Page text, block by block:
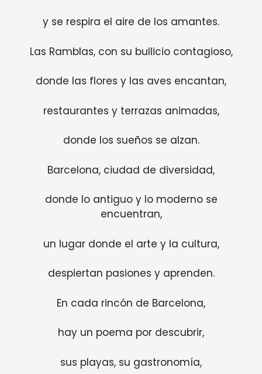
y se respira el aire de los amantes.
Las Ramblas, con su bullicio contagioso,
donde las flores y las aves encantan,
restaurantes y terrazas animadas,
donde los sueños se alzan.
Barcelona, ciudad de diversidad,
donde lo antiguo y lo moderno se
encuentran,
un lugar donde el arte y la cultura,
despiertan pasiones y aprenden.
En cada rincón de Barcelona,
hay un poema por descubrir,
sus playas, su gastronomía,